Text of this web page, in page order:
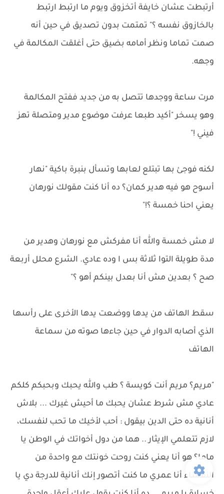
أرتبطت عشان خايفة أتخزوق ويوم ما ارتبط ارتبط
بالخازوق نفسه ؟" تمتمت بدون تصديق في حين أنه
صمت تماما ونظر أمامه بضيق حتى أغلقت المكالمة في
وجهه.
مرت ساعة ووجدها تتصل به من جديد ففتح المكالمة
وهو يسخر "أكيد طبعا عرفت موضوع مدير ومتصلة تهز
فيني !"
لكنه فوجئ بها تبتلع لعابها وتسأل بنبرة باكية "نهار
أسوح هو فيه هدير كمان؟ ده أنا كنت مقولك نورهان
يعني احنا خمسة ؟!"
لا مش خمسة والله أنا مفركش مع نورهان وهدير من
مدة طويلة التوا ثلاثة بس ا وده عادي. الشرع محلل أربعة
صح ؟ بعدين مش أنا بعدل بينكم أهو ؟"
سقط الهاتف من يدها ووضعت يدها الأخرى على رأسها
الذي أصابه الدوار في حين جاءها صوته من سماعة
الهاتف
"مريم؟ مريم أنت كويسة ؟ طب والله يحبك وبحبكم كلكم
عادي مش شرط عشان يحبك ما أحيش غيرك ... بلاش
أنانية ده حتى الدين بيقول : أحب لأخيك ما تحب لنفسك،
لازم تتعلمي الإيثار .. هما من دول أخواتك في الوطن يا
ماما؟ هو أنا يعني كنت روحت خونتك مع واحدة من
النفساء أنا عمري ما كنت أتصور إنك أنانية للدرجة دي يا